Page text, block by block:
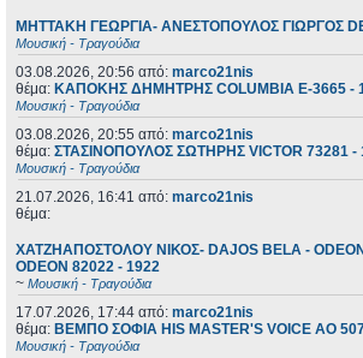
ΜΗΤΤΑΚΗ ΓΕΩΡΓΙΑ- ΑΝΕΣΤΟΠΟΥΛΟΣ ΓΙΩΡΓΟΣ
Μουσική - Τραγούδια
03.08.2026, 20:56 από: marco21nis
θέμα: ΚΑΠΟΚΗΣ ΔΗΜΗΤΡΗΣ COLUMBIA E-3665 -
Μουσική - Τραγούδια
03.08.2026, 20:55 από: marco21nis
θέμα: ΣΤΑΣΙΝΟΠΟΥΛΟΣ ΣΩΤΗΡΗΣ VICTOR 73281 -
Μουσική - Τραγούδια
21.07.2026, 16:41 από: marco21nis
θέμα:
ΧΑΤΖΗΑΠΟΣΤΟΛΟΥ ΝΙΚΟΣ- DAJOS BELA -
ODEON 82022 - 1922
~ Μουσική - Τραγούδια
17.07.2026, 17:44 από: marco21nis
θέμα: ΒΕΜΠΟ ΣΟΦΙΑ HIS MASTER'S VOICE AO
Μουσική - Τραγούδια